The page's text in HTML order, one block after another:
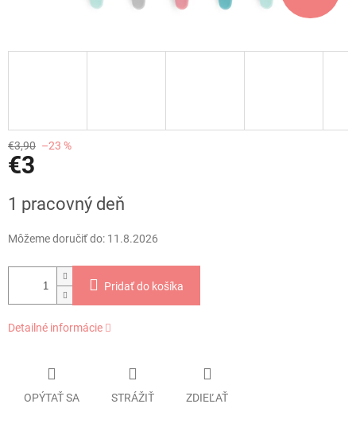
€3,90 –23 %
€3
cena:
1 pracovný deň
Môžeme doručiť do: 11.8.2026
Pridať do košíka
Detailné informácie
OPÝTAŤ SA STRÁŽIŤ ZDIEĽAŤ